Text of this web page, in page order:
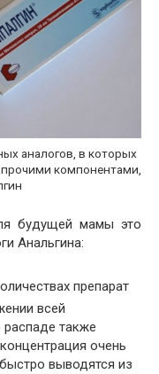
аналогов, в которых
компонентами,
будущей мамы это
Анальгина:
препарат
всей
распаде также
очень
выводятся из